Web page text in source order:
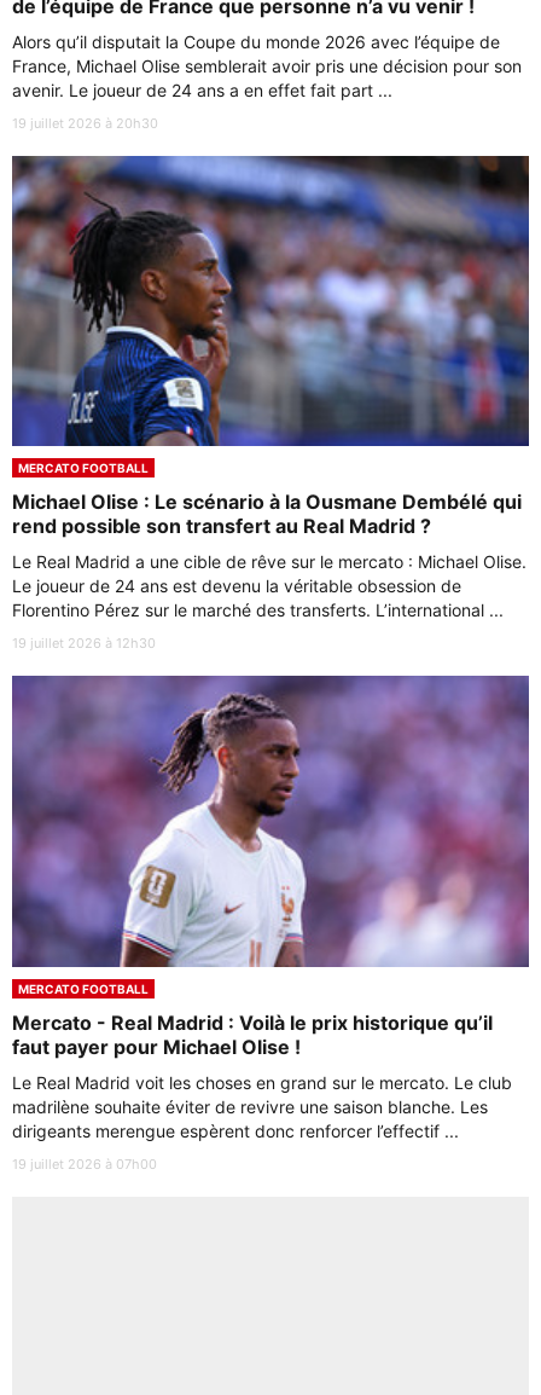
de l’équipe de France que personne n’a vu venir !
Alors qu’il disputait la Coupe du monde 2026 avec l’équipe de
France, Michael Olise semblerait avoir pris une décision pour son
avenir. Le joueur de 24 ans a en effet fait part ...
19 juillet 2026 à 20h30
MERCATO FOOTBALL
Michael Olise : Le scénario à la Ousmane Dembélé qui
rend possible son transfert au Real Madrid ?
Le Real Madrid a une cible de rêve sur le mercato : Michael Olise.
Le joueur de 24 ans est devenu la véritable obsession de
Florentino Pérez sur le marché des transferts. L’international ...
19 juillet 2026 à 12h30
MERCATO FOOTBALL
Mercato - Real Madrid : Voilà le prix historique qu’il
faut payer pour Michael Olise !
Le Real Madrid voit les choses en grand sur le mercato. Le club
madrilène souhaite éviter de revivre une saison blanche. Les
dirigeants merengue espèrent donc renforcer l’effectif ...
19 juillet 2026 à 07h00